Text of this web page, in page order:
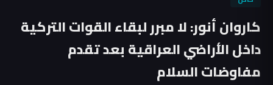
كاروان أنور: لا مبرر لبقاء القوات التركية
داخل الأراضي العراقية بعد تقدم
مفاوضات السلام